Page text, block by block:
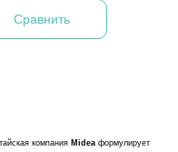
Сравнить
компания Midea формулирует